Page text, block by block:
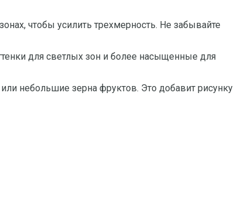
чтобы усилить трехмерность. Не забывайте
для светлых зон и более насыщенные для
небольшие зерна фруктов. Это добавит рисунку